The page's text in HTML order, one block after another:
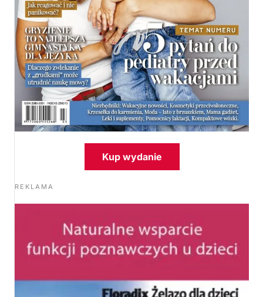
Kup wydanie
REKLAMA